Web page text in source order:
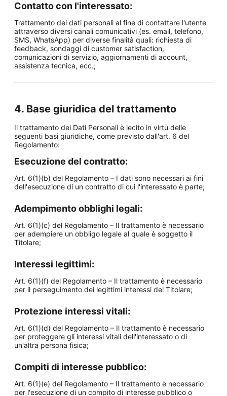
Contatto con l'interessato:
Trattamento dei dati personali al fine di contattare l'utente
attraverso diversi canali comunicativi (es. email, telefono,
SMS, WhatsApp) per diverse finalità quali: richiesta di
feedback, sondaggi di customer satisfaction,
comunicazioni di servizio, aggiornamenti di account,
assistenza tecnica, ecc.;
4. Base giuridica del trattamento
Il trattamento dei Dati Personali è lecito in virtù delle
seguenti basi giuridiche, come previsto dall'art. 6 del
Regolamento:
Esecuzione del contratto:
Art. 6(1)(b) del Regolamento – I dati sono necessari ai fini
dell'esecuzione di un contratto di cui l'interessato è parte;
Adempimento obblighi legali:
Art. 6(1)(c) del Regolamento – Il trattamento è necessario
per adempiere un obbligo legale al quale è soggetto il
Titolare;
Interessi legittimi:
Art. 6(1)(f) del Regolamento – Il trattamento è necessario
per il perseguimento dei legittimi interessi del Titolare;
Protezione interessi vitali:
Art. 6(1)(d) del Regolamento – Il trattamento è necessario
per proteggere gli interessi vitali dell'interessato o di
un'altra persona fisica;
Compiti di interesse pubblico:
Art. 6(1)(e) del Regolamento – Il trattamento è necessario
per l'esecuzione di un compito di interesse pubblico o